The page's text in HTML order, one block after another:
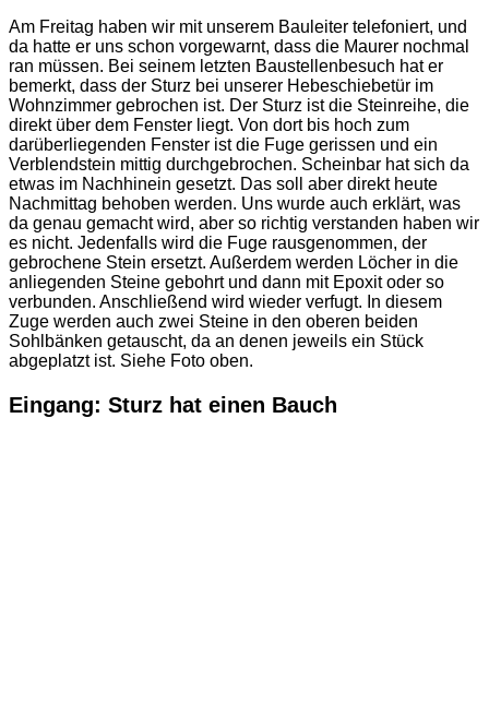
Am Freitag haben wir mit unserem Bauleiter telefoniert, und
da hatte er uns schon vorgewarnt, dass die Maurer nochmal
ran müssen. Bei seinem letzten Baustellenbesuch hat er
bemerkt, dass der Sturz bei unserer Hebeschiebetür im
Wohnzimmer gebrochen ist. Der Sturz ist die Steinreihe, die
direkt über dem Fenster liegt. Von dort bis hoch zum
darüberliegenden Fenster ist die Fuge gerissen und ein
Verblendstein mittig durchgebrochen. Scheinbar hat sich da
etwas im Nachhinein gesetzt. Das soll aber direkt heute
Nachmittag behoben werden. Uns wurde auch erklärt, was
da genau gemacht wird, aber so richtig verstanden haben wir
es nicht. Jedenfalls wird die Fuge rausgenommen, der
gebrochene Stein ersetzt. Außerdem werden Löcher in die
anliegenden Steine gebohrt und dann mit Epoxit oder so
verbunden. Anschließend wird wieder verfugt. In diesem
Zuge werden auch zwei Steine in den oberen beiden
Sohlbänken getauscht, da an denen jeweils ein Stück
abgeplatzt ist. Siehe Foto oben.
Eingang: Sturz hat einen Bauch